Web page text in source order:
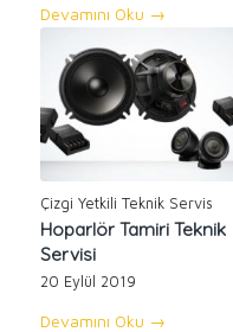
Devamını Oku →
Çizgi Yetkili Teknik Servis
Hoparlör Tamiri Teknik
Servisi
20 Eylül 2019
Devamını Oku →